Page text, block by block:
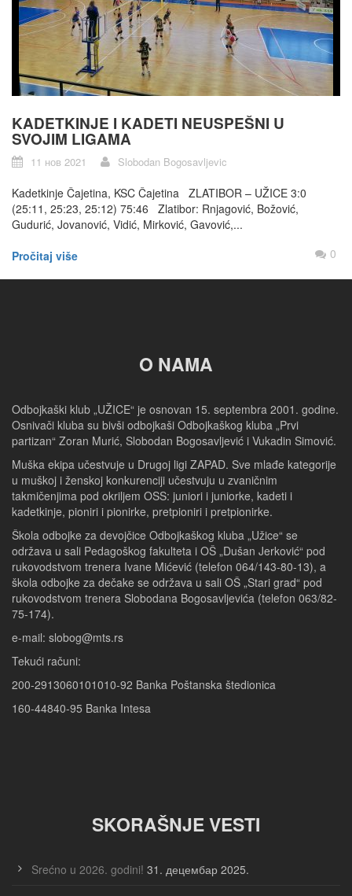
KADETKINJE I KADETI NEUSPEŠNI U
SVOJIM LIGAMA
11 нов 2021 Slobodan Bogosavljevic
Kadetkinje Čajetina, KSC Čajetina ZLATIBOR – UŽICE 3:0
(25:11, 25:23, 25:12) 75:46 Zlatibor: Rnjagović, Božović,
Gudurić, Jovanović, Vidić, Mirković, Gavović,...
Pročitaj više
0
O NAMA
Odbojkaški klub „UŽICE“ je osnovan 15. septembra 2001. godine.
Osnivači kluba su bivši odbojkaši Odbojkaškog kluba „Prvi
partizan“ Zoran Murić, Slobodan Bogosavljević i Vukadin Simović.
Muška ekipa učestvuje u Drugoj ligi ZAPAD. Sve mlađe kategorije
u muškoj i ženskoj konkurenciji učestvuju u zvaničnim
takmičenjima pod okriljem OSS: juniori i juniorke, kadeti i
kadetkinje, pioniri i pionirke, pretpioniri i pretpionirke.
Škola odbojke za devojčice Odbojkaškog kluba „Užice“ se
održava u sali Pedagoškog fakulteta i OŠ „Dušan Jerković“ pod
rukovodstvom trenera Ivane Mićević (telefon 064/143-80-13), a
škola odbojke za dečake se održava u sali OŠ „Stari grad“ pod
rukovodstvom trenera Slobodana Bogosavljevića (telefon 063/82-
75-174).
e-mail: slobog@mts.rs
Tekući računi:
200-2913060101010-92 Banka Poštanska štedionica
160-44840-95 Banka Intesa
SKORAŠNJE VESTI
Srećno u 2026. godini! 31. децембар 2025.